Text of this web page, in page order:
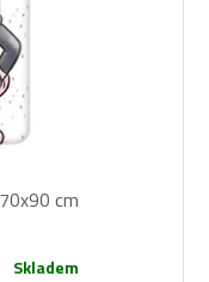
cm
Skladem